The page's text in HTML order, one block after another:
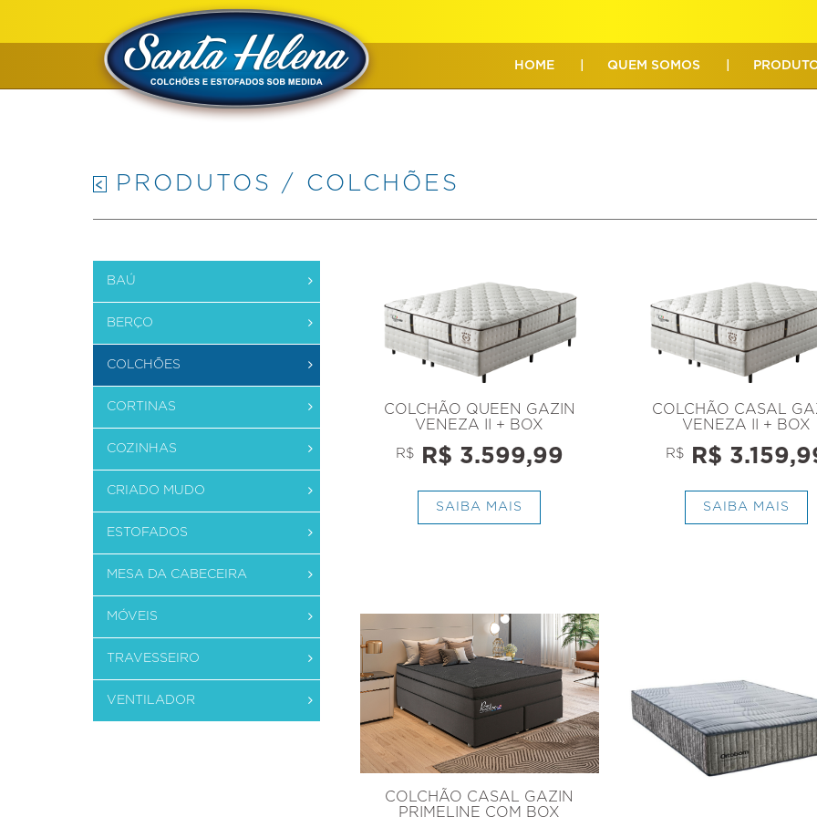
HOME QUEM SOMOS
PRODUTOS / COLCHÕES
BAÚ
BERÇO
COLCHÕES
CORTINAS
COZINHAS
CRIADO MUDO
ESTOFADOS
MESA DA CABECEIRA
MÓVEIS
TRAVESSEIRO
VENTILADOR
COLCHÃO QUEEN GAZIN
VENEZA II + BOX
R$R$ 3.599,99
SAIBA MAIS
COLCHÃO CASAL
VENEZA II + BOX
R$R$
SAIBA MAIS
COLCHÃO CASAL GAZIN
PRIMELINE COM BOX